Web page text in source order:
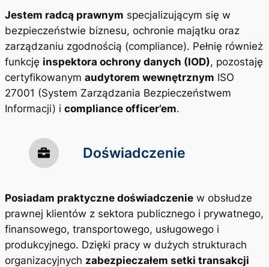
Jestem radcą prawnym specjalizującym się w
bezpieczeństwie biznesu, ochronie majątku oraz
zarządzaniu zgodnością (compliance). Pełnię również
funkcję inspektora ochrony danych (IOD), pozostaję
certyfikowanym audytorem wewnętrznym ISO
27001 (System Zarządzania Bezpieczeństwem
Informacji) i compliance officer’em.
Doświadczenie
Posiadam praktyczne doświadczenie w obsłudze
prawnej klientów z sektora publicznego i prywatnego,
finansowego, transportowego, usługowego i
produkcyjnego. Dzięki pracy w dużych strukturach
organizacyjnych zabezpieczałem setki transakcji